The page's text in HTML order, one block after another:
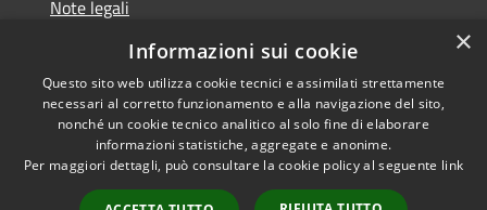
Note legali
Dichiarazione di accessibilità
Accessibilità
Copyright © 2026 • Comune di
Rotella • Powered by
Municipium• Accesso
×
Informazioni sui cookie
Questo sito web utilizza cookie tecnici e assimilati strettamente
necessari al corretto funzionamento e alla navigazione del sito,
nonché un cookie tecnico analitico al solo fine di elaborare
informazioni statistiche, aggregate e anonime.
Per maggiori dettagli, può consultare la cookie policy al seguente link